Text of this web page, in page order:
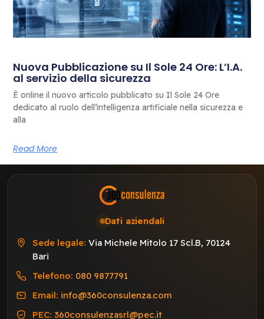
Nuova Pubblicazione su Il Sole 24 Ore: L’I.A.
al servizio della sicurezza
È online il nuovo articolo pubblicato su Il Sole 24 Ore
dedicato al ruolo dell’intelligenza artificiale nella sicurezza e
alla
Read More
Dati aziendali
Sede legale: Via Michele Mitolo 17 Scl.B, 70124
Bari
Telefono: 080 9877791
Email: info@360consulenza.com
PEC: 360consulenzasrl@pec.it